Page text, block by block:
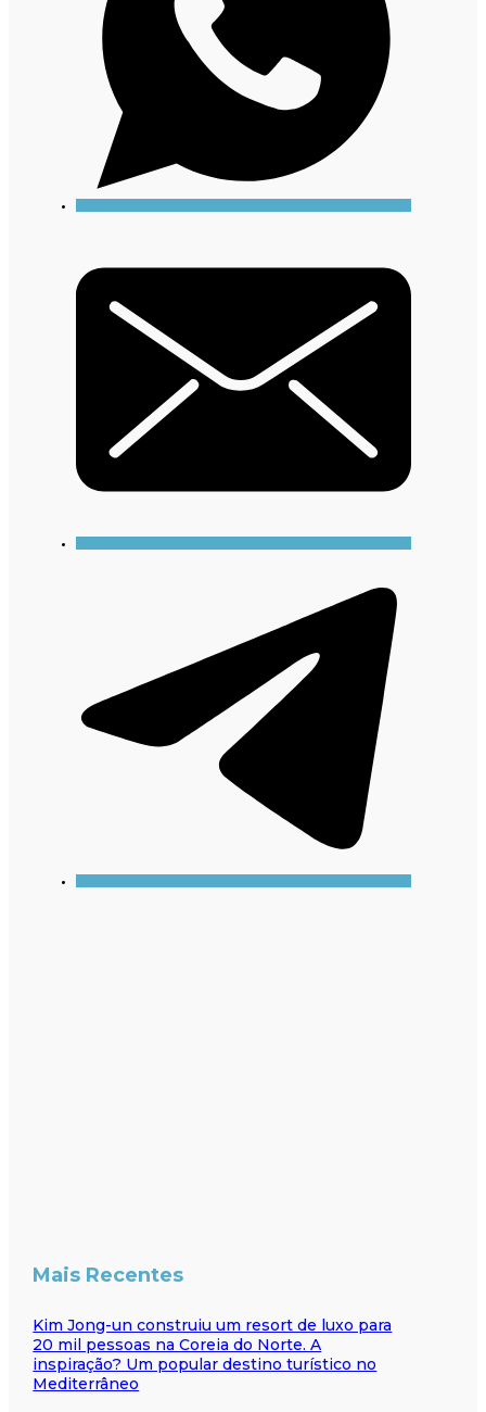
Mais Recentes
Kim Jong-un construiu um resort de luxo para
20 mil pessoas na Coreia do Norte. A
inspiração? Um popular destino turístico no
Mediterrâneo